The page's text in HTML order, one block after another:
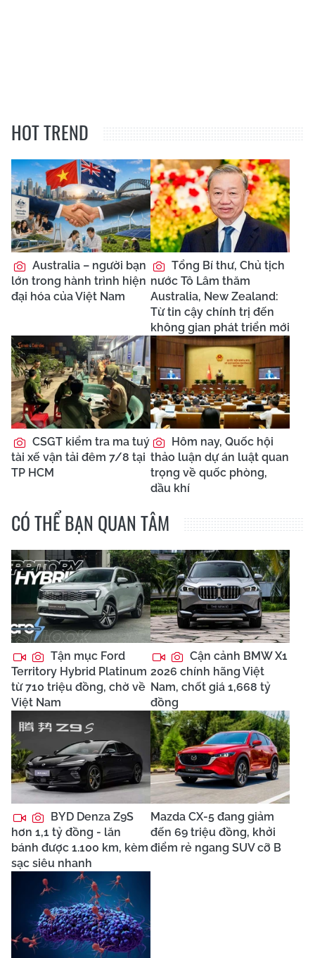
HOT TREND
Australia – người bạn
lớn trong hành trình hiện
đại hóa của Việt Nam
Tổng Bí thư, Chủ tịch
nước Tô Lâm thăm
Australia, New Zealand:
Từ tin cậy chính trị đến
không gian phát triển mới
CSGT kiểm tra ma tuý
tài xế vận tải đêm 7/8 tại
TP HCM
Hôm nay, Quốc hội
thảo luận dự án luật quan
trọng về quốc phòng,
dầu khí
CÓ THỂ BẠN QUAN TÂM
Tận mục Ford
Territory Hybrid Platinum
từ 710 triệu đồng, chờ về
Việt Nam
Cận cảnh BMW X1
2026 chính hãng Việt
Nam, chốt giá 1,668 tỷ
đồng
BYD Denza Z9S
hơn 1,1 tỷ đồng - lăn
bánh được 1.100 km, kèm
sạc siêu nhanh
Mazda CX-5 đang giảm
đến 69 triệu đồng, khởi
điểm rẻ ngang SUV cỡ B